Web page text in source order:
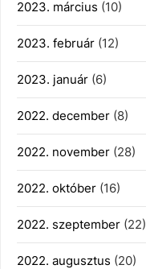
2023. március (10)
2023. február (12)
2023. január (6)
2022. december (8)
2022. november (28)
2022. október (16)
2022. szeptember (22)
2022. augusztus (20)